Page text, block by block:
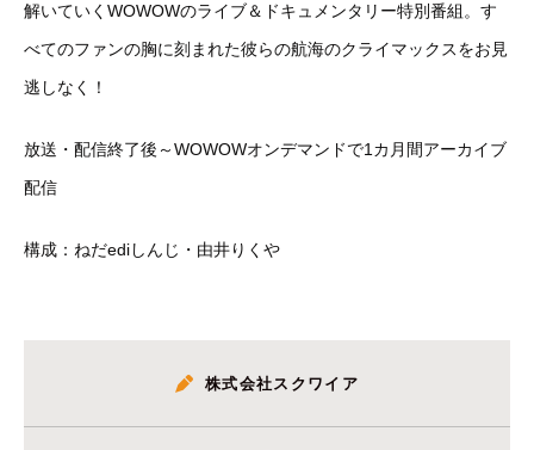
解いていくWOWOWのライブ＆ドキュメンタリー特別番組。す
べてのファンの胸に刻まれた彼らの航海のクライマックスをお見
逃しなく！
放送・配信終了後～WOWOWオンデマンドで1カ月間アーカイブ
配信
構成：ねだediしんじ・由井りくや
株式会社スクワイア